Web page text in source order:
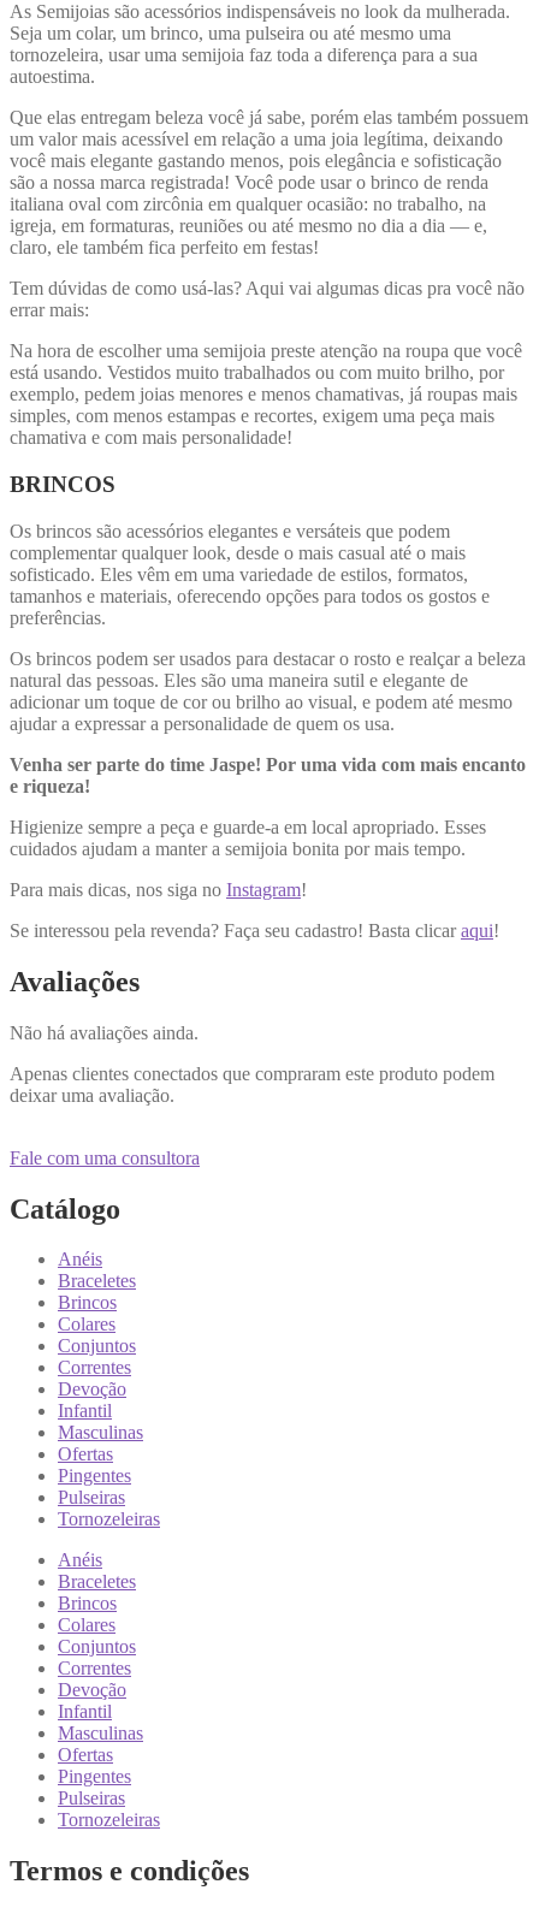
As Semijoias são acessórios indispensáveis no look da mulherada.
Seja um colar, um brinco, uma pulseira ou até mesmo uma
tornozeleira, usar uma semijoia faz toda a diferença para a sua
autoestima.
Que elas entregam beleza você já sabe, porém elas também possuem
um valor mais acessível em relação a uma joia legítima, deixando
você mais elegante gastando menos, pois elegância e sofisticação
são a nossa marca registrada! Você pode usar o brinco de renda
italiana oval com zircônia em qualquer ocasião: no trabalho, na
igreja, em formaturas, reuniões ou até mesmo no dia a dia — e,
claro, ele também fica perfeito em festas!
Tem dúvidas de como usá-las? Aqui vai algumas dicas pra você não
errar mais:
Na hora de escolher uma semijoia preste atenção na roupa que você
está usando. Vestidos muito trabalhados ou com muito brilho, por
exemplo, pedem joias menores e menos chamativas, já roupas mais
simples, com menos estampas e recortes, exigem uma peça mais
chamativa e com mais personalidade!
BRINCOS
Os brincos são acessórios elegantes e versáteis que podem
complementar qualquer look, desde o mais casual até o mais
sofisticado. Eles vêm em uma variedade de estilos, formatos,
tamanhos e materiais, oferecendo opções para todos os gostos e
preferências.
Os brincos podem ser usados para destacar o rosto e realçar a beleza
natural das pessoas. Eles são uma maneira sutil e elegante de
adicionar um toque de cor ou brilho ao visual, e podem até mesmo
ajudar a expressar a personalidade de quem os usa.
Venha ser parte do time Jaspe! Por uma vida com mais encanto
e riqueza!
Higienize sempre a peça e guarde-a em local apropriado. Esses
cuidados ajudam a manter a semijoia bonita por mais tempo.
Para mais dicas, nos siga no Instagram!
Se interessou pela revenda? Faça seu cadastro! Basta clicaraqui!
Avaliações
Não há avaliações ainda.
Apenas clientes conectados que compraram este produto podem
deixar uma avaliação.
Fale com uma consultora
Catálogo
Anéis
Braceletes
Brincos
Colares
Conjuntos
Correntes
Devoção
Infantil
Masculinas
Ofertas
Pingentes
Pulseiras
Tornozeleiras
Anéis
Braceletes
Brincos
Colares
Conjuntos
Correntes
Devoção
Infantil
Masculinas
Ofertas
Pingentes
Pulseiras
Tornozeleiras
Termos e condições